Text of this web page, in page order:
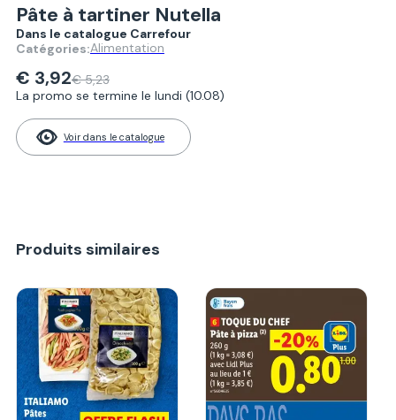
Pâte à tartiner Nutella
Dans le catalogue Carrefour
Catégories:Alimentation
€ 3,92€ 5,23
La promo se termine le lundi (10.08)
Voir dans le catalogue
Produits similaires